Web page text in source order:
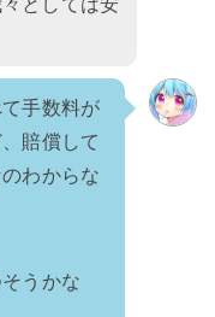
手数料が
賠償して
わからな
うかな